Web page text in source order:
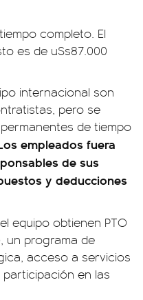
completo. El
es de u$s87.000
internacional son
pero se
de tiempo
empleados fuera
de sus
y deducciones
equipo obtienen PTO
un programa de
acceso a servicios
en las